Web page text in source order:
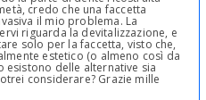
credo che una faccetta
il mio problema. La
riguarda la devitalizzazione, e
solo per la faccetta, visto che,
estetico (o almeno così da
esistono delle alternative sia
considerare? Grazie mille